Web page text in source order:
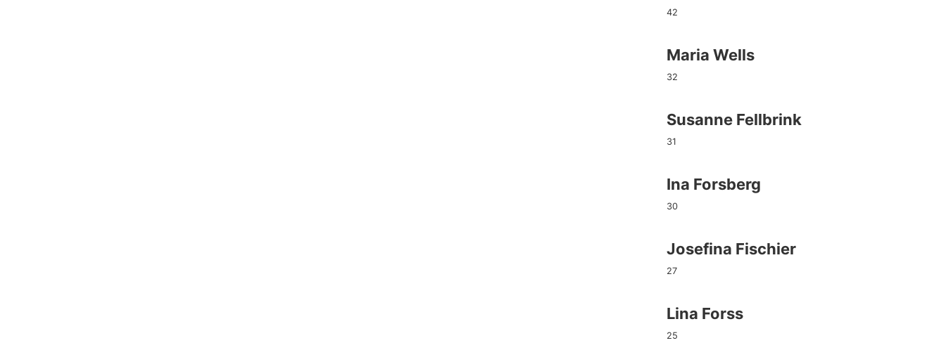
42
Maria Wells
32
Susanne Fellbrink
31
Ina Forsberg
30
Josefina Fischier
27
Lina Forss
25